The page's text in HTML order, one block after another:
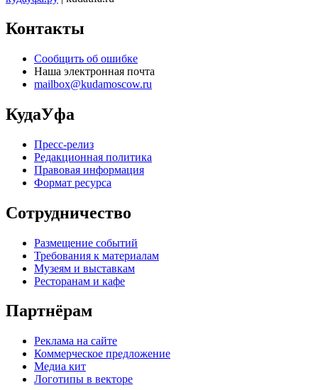
Контакты
Сообщить об ошибке
Наша электронная почта
mailbox@kudamoscow.ru
КудаУфа
Пресс-релиз
Редакционная политика
Правовая информация
Формат ресурса
Сотрудничество
Размещение событий
Требования к материалам
Музеям и выставкам
Ресторанам и кафе
Партнёрам
Реклама на сайте
Коммерческое предложение
Медиа кит
Логотипы в векторе